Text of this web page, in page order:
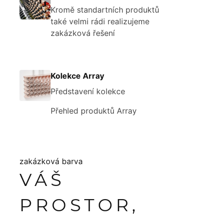
Kromě standartních produktů
také velmi rádi realizujeme
zakázková řešení
Kolekce Array
Představení kolekce
Přehled produktů Array
zakázková barva
VÁŠ
PROSTOR,